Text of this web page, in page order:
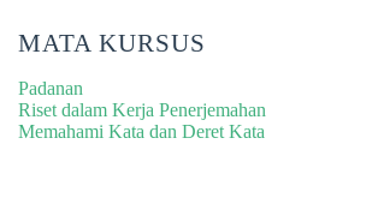
MATA KURSUS
Padanan
Riset dalam Kerja Penerjemahan
Memahami Kata dan Deret Kata